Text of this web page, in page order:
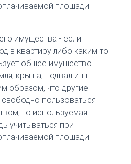
площади
имущества - если
в квартиру либо каким-то
общее имущество
крыша, подвал и т.п. –
образом, что другие
пользоваться
то используемая
учитываться при
площади